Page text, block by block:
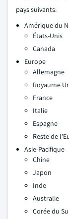
pays suivants:
Amérique du
États-Unis
Canada
Europe
Allemagne
Royaume
France
Italie
Espagne
Reste de
Asie-Pacifique
Chine
Japon
Inde
Australie
Corée du